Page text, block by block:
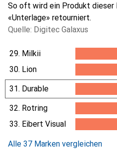
So oft wird ein Produkt dieser
«Unterlage» retourniert.
Quelle: Digitec Galaxus
29. Milkii
30. Lion
31. Durable
32. Rotring
33. Eibert Visual
Alle 37 Marken vergleichen